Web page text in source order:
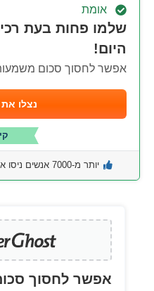
אומת
היום!
אפשר לחסוך סכום
נצלו
יותר מ-7000 אנשים ניסו את ExpressVPN בחודש האחרון
אפשר לחסוך